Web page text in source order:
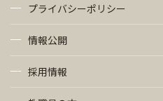
プライバシーポリシー
情報公開
採用情報